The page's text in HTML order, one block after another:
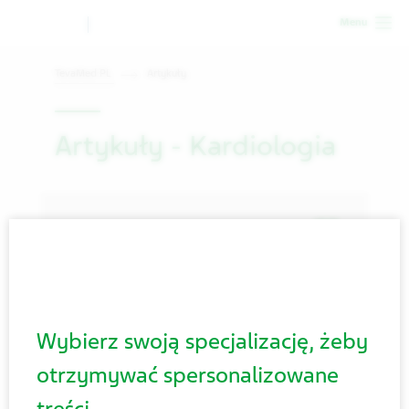
Artykuły - Kardiologia
video
Wybierz swoją specjalizację, żeby
otrzymywać spersonalizowane